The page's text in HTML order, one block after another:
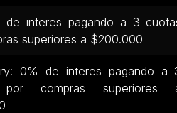
de interes pagando a 3
superiores a $200.000
0% de interes pagando a
por compras superiores